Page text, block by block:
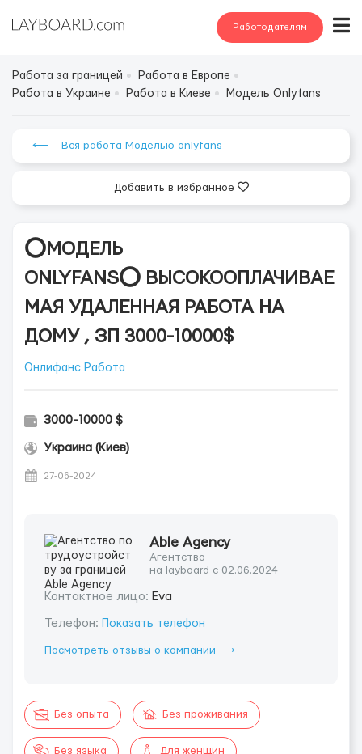
Работодателям
Работа за границей
Работа в Европе
Работа в Украине
Работа в Киеве Модель Onlyfans
⟵ Вся работа Моделью onlyfans
Добавить в избранное
⭕️МОДЕЛЬ
ONLYFANS⭕️ ВЫСОКООПЛАЧИВАЕ
МАЯ УДАЛЕННАЯ РАБОТА НА
ДОМУ , ЗП 3000-10000$
Онлифанс Работа
3000-10000 $
Украина (Киев)
27-06-2024
Able Agency
Агентство
на layboard с 02.06.2024
Контактное лицо: Eva
Телефон: Показать телефон
Посмотреть отзывы о компании ⟶
Без опыта Без проживания
Без языка Для женщин